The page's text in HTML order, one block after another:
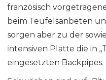
französisch
beim Teufelsanbeten
sorgen aber zu der
intensiven Platte die in
eingesetzten Backpipes.